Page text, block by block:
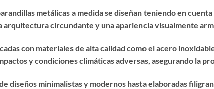
metálicas a medida se diseñan teniendo en
arquitectura circundante y una apariencia visualmente
con materiales de alta calidad como el acero
y condiciones climáticas adversas, asegurando la
diseños minimalistas y modernos hasta elaboradas